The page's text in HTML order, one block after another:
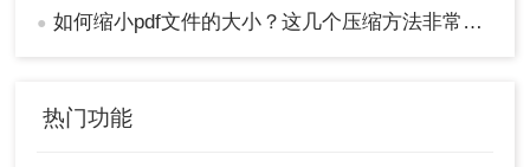
3、点击开始压缩，等待压缩完成即可。
当的压缩程度，以避免过度压缩导致文件质量下
降。
● 如何缩小pdf文件的大小？这几个压缩方法非常不错！
热门功能